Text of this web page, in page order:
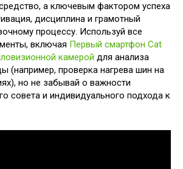
а ключевым фактором успеха
дисциплина и грамотный
процессу. Используй все
включая Первый смартфон Cat
камерой для анализа
(например, проверка нагрева шин на
но не забывай о важности
совета и индивидуального подхода к